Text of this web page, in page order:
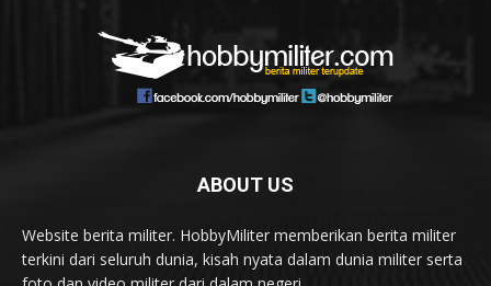
ABOUT US
Website berita militer. HobbyMiliter memberikan berita militer
terkini dari seluruh dunia, kisah nyata dalam dunia militer serta